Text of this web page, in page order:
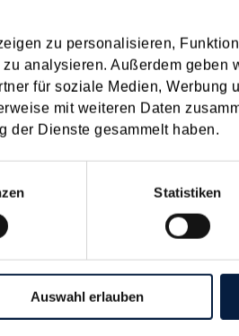
zu personalisieren,
analysieren. Außerdem geben
für soziale Medien, Werbung
mit weiteren Daten
der Dienste gesammelt haben.
Statistiken
Auswahl erlauben
in Schlagwortliste
2019 2018
2017
AUG SEP OKT NOV
näher rückende Jahreswechsel
durch gezielte Maßnahmen legal